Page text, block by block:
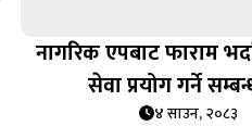
नागरिक एपबाट फाराम
सेवा प्रयोग गर्ने
४ साउन, २०८३